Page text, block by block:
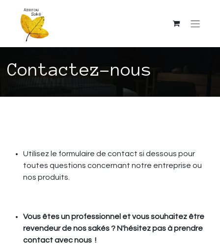
Contactez-nous
Utilisez le formulaire de contact si dessous pour
toutes questions concernant notre entreprise ou
nos produits.
Vous êtes un professionnel et vous souhaitez être
revendeur de nos sakés ? N'hésitez pas à prendre
contact avec nous !